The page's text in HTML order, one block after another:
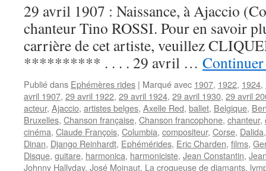
29 avril 1907 : Naissance, à Ajaccio
chanteur Tino ROSSI. Pour en savoir
carrière de cet artiste, veuillez
********** . . . . 29 avril …
Publié dans Ephémères rides | Marqué avec 1907, 1922, 1924,
avril 1907, 29 avril 1922, 29 avril 1924, 29 avril 1930, 29 avril
acteur, Ajaccio, artistes belges, Axelle Red, ballet, Belgique,
Bruxelles, Chanson française, Chanson francophone, chanteur,
cinéma, Claude François, Columbia, compositeur, Corse, Dalida
Dinan, Django Reinhardt, Ephémérides, Eric Charden, films,
Disque, guitare, harmonica, harmoniciste, Jean Constantin,
Johnny Hallyday, José Moinaut, La croqueuse de diamants,